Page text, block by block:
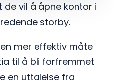
de vil å åpne kontor i
storby.
mer effektiv måte
til å bli forfremmet
en uttalelse fra